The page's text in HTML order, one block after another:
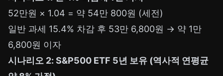
52만원 × 1.04 = 약 54만 800원 (세전)
일반 과세 15.4% 차감 후 53만 6,800원 → 약 1만
6,800원 이자
시나리오 2: S&P500 ETF 5년 보유 (역사적 연평균